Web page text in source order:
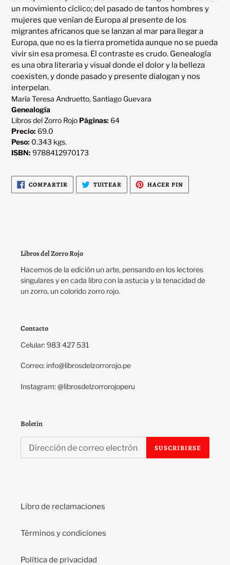
un movimiento cíclico; del pasado de tantos hombres y
mujeres que venían de Europa al presente de los
migrantes africanos que se lanzan al mar para llegar a
Europa, que no es la tierra prometida aunque no se pueda
vivir sin esa promesa. El contraste es crudo. Genealogía
es una obra literaria y visual donde el dolor y la belleza
coexisten, y donde pasado y presente dialogan y nos
María Teresa Andruetto, Santiago Guevara
Genealogía
Libros del Zorro Rojo Páginas: 64
Precio: 69.0
Peso: 0.343 kgs.
ISBN: 9788412970173
COMPARTIR COMPARTIR
EN
FACEBOOK
TUITEAR TUITEAR
TWITTER
HACER PINPINEAR
PINTEREST
Libros del Zorro Rojo
Hacemos de la edición un arte, pensando en los lectores
singulares y en cada libro con la astucia y la tenacidad de
un zorro, un colorido zorro rojo.
Contacto
Celular: 983 427 531
Correo: info@librosdelzorrorojo.pe
Instagram: @librosdelzorrorojoperu
Boletín
SUSCRIBIRSE
Libro de reclamaciones
Términos y condiciones
Política de privacidad